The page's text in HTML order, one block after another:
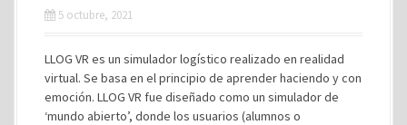
5 octubre, 2021
LLOG VR es un simulador logístico realizado en realidad
virtual. Se basa en el principio de aprender haciendo y con
emoción. LLOG VR fue diseñado como un simulador de
‘mundo abierto’, donde los usuarios (alumnos o